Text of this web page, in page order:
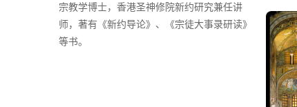
宗教学博士，香港圣神修院新约研究兼任讲
师，著有《新约导论》、《宗徒大事录研读》
等书。